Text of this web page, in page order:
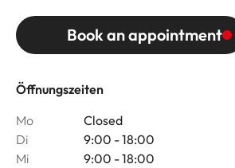
Öffnungszeiten
Mo
Closed
Di
9:00 - 18:00
Mi
9:00 - 18:00
Book an appointment